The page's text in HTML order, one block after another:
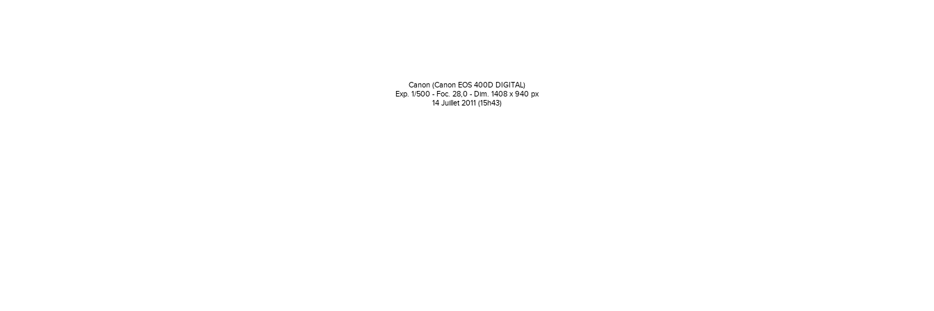
Canon (Canon EOS 400D DIGITAL)
Exp. 1/500 - Foc. 28,0 - Dim. 1408 x 940 px
14 Juillet 2011 (15h43)